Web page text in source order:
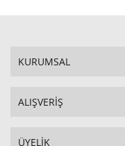
KURUMSAL
ALIŞVERİŞ
ÜYELİK